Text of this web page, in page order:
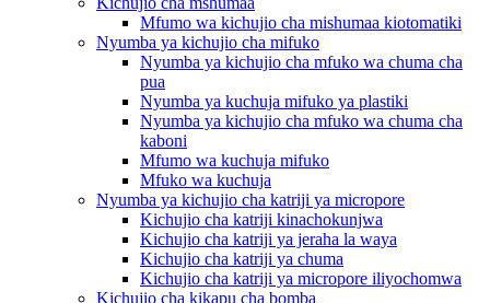
Mfumo wa kichujio cha mishumaa kiotomatiki
Nyumba ya kichujio cha mifuko
Nyumba ya kichujio cha mfuko wa chuma cha
pua
Nyumba ya kuchuja mifuko ya plastiki
Nyumba ya kichujio cha mfuko wa chuma cha
kaboni
Mfumo wa kuchuja mifuko
Mfuko wa kuchuja
Nyumba ya kichujio cha katriji ya micropore
Kichujio cha katriji kinachokunjwa
Kichujio cha katriji ya jeraha la waya
Kichujio cha katriji ya chuma
Kichujio cha katriji ya micropore iliyochomwa
Kichujio cha kikapu cha bomba